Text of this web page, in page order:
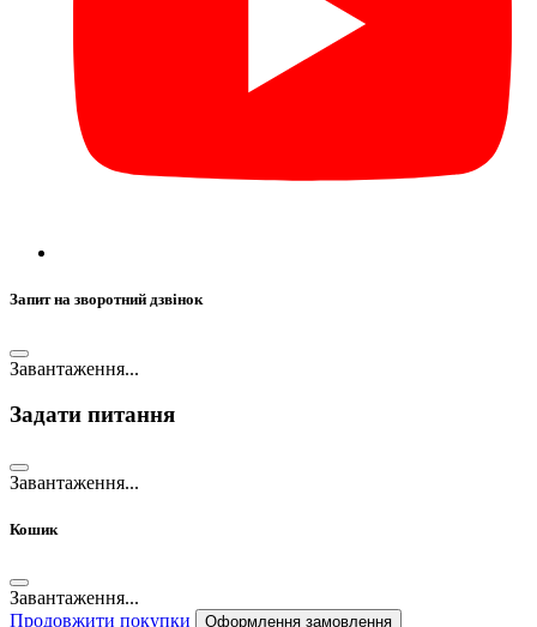
Запит на зворотний дзвінок
Завантаження...
Задати питання
Завантаження...
Кошик
Завантаження...
Продовжити покупки
Оформлення замовлення